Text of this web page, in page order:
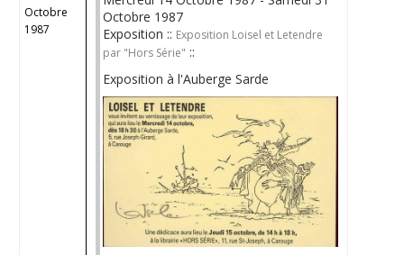
Octobre
1987
Octobre 1987
Exposition :: Exposition Loisel et Letendre
par "Hors Série" ::
Exposition à l'Auberge Sarde